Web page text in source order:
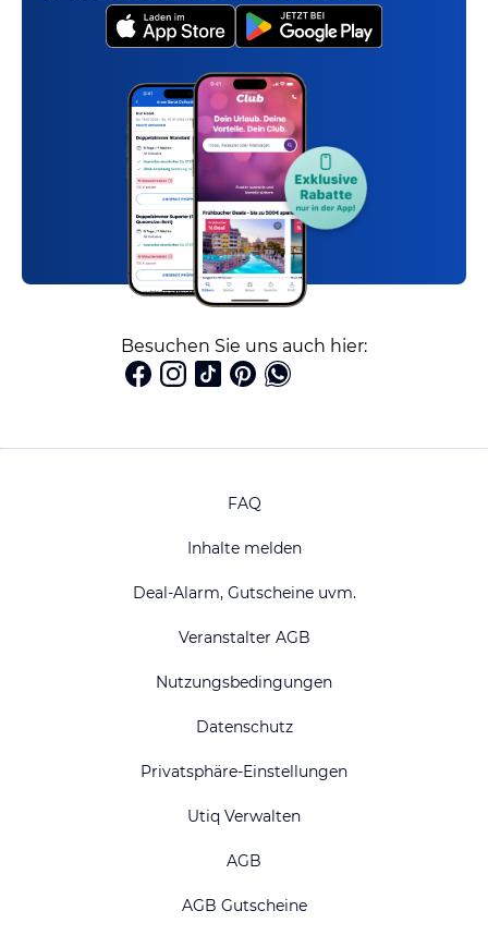
Besuchen Sie uns auch hier:
FAQ
Inhalte melden
Deal-Alarm, Gutscheine uvm.
Veranstalter AGB
Nutzungsbedingungen
Datenschutz
Privatsphäre-Einstellungen
Utiq Verwalten
AGB
AGB Gutscheine